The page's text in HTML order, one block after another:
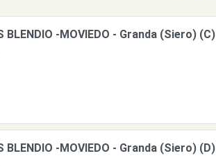
-MOVIEDO - Granda (Siero) (C)
-MOVIEDO - Granda (Siero) (D)